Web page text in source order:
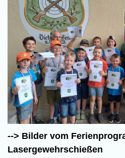
--> Bilder vom
Lasergewehrschießen